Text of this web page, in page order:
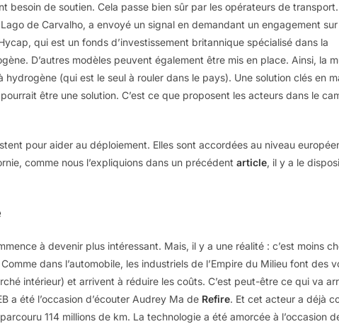
besoin de soutien. Cela passe bien sûr par les opérateurs de
de Carvalho, a envoyé un signal en demandant un engagement
qui est un fonds d’investissement britannique spécialisé dans la
D’autres modèles peuvent également être mis en place. Ainsi, la
hydrogène (qui est le seul à rouler dans le pays). Une solution clés en
être une solution. C’est ce que proposent les acteurs dans le
pour aider au déploiement. Elles sont accordées au niveau
comme nous l’expliquions dans un précédent article, il y a le
à devenir plus intéressant. Mais, il y a une réalité : c’est moins
dans l’automobile, les industriels de l’Empire du Milieu font des
intérieur) et arrivent à réduire les coûts. C’est peut-être ce qui va
a été l’occasion d’écouter Audrey Ma de Refire. Et cet acteur a déjà
114 millions de km. La technologie a été amorcée à l’occasion